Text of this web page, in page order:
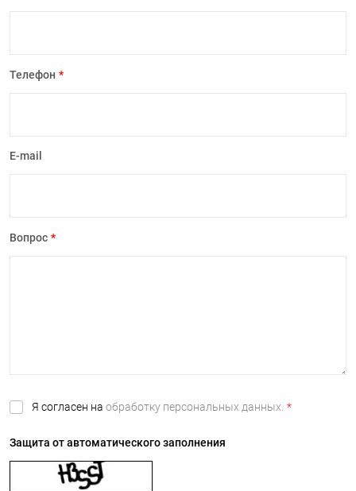
Телефон *
E-mail
Вопрос *
Я согласен на обработку персональных данных. *
Защита от автоматического заполнения